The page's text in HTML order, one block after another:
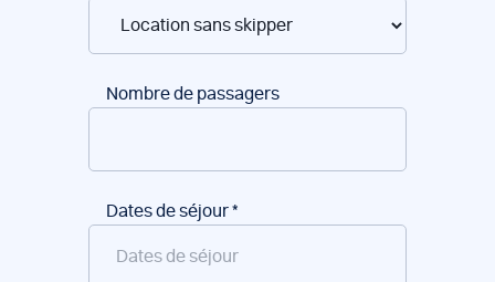
Nombre de passagers
Dates de séjour*